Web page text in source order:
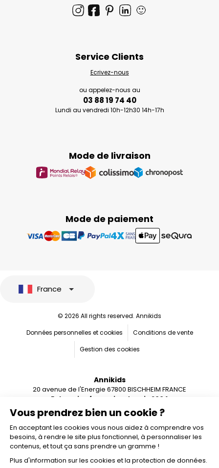
🙂
Mode de paiement
Mode de livraison
Service Clients
Ecrivez-nous
ou appelez-nous au
03 88 19 74 40
Lundi au vendredi 10h-12h30 14h-17h
Vous prendrez bien un cookie ?
En acceptant les cookies vous nous aidez à comprendre vos
besoins, à rendre le site plus fonctionnel, à personnaliser les
contenus, et tout ça sans prendre un gramme !
Plus d'information sur les cookies et la protection de données.
France
© 2026 All rights reserved. Annikids
Données personnelles et cookies
Conditions de vente
Gestion des cookies
Annikids
20 avenue de l'Energie 67800 BISCHHEIM FRANCE
Entreprise française depuis 2004